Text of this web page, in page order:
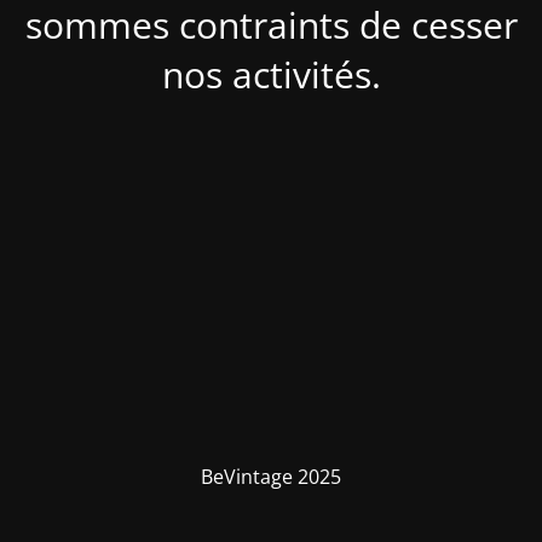
sommes contraints de cesser
nos activités.
BeVintage 2025